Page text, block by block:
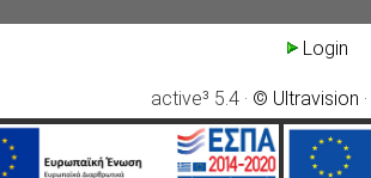
Login
active³ 5.4 · © Ultravision ·